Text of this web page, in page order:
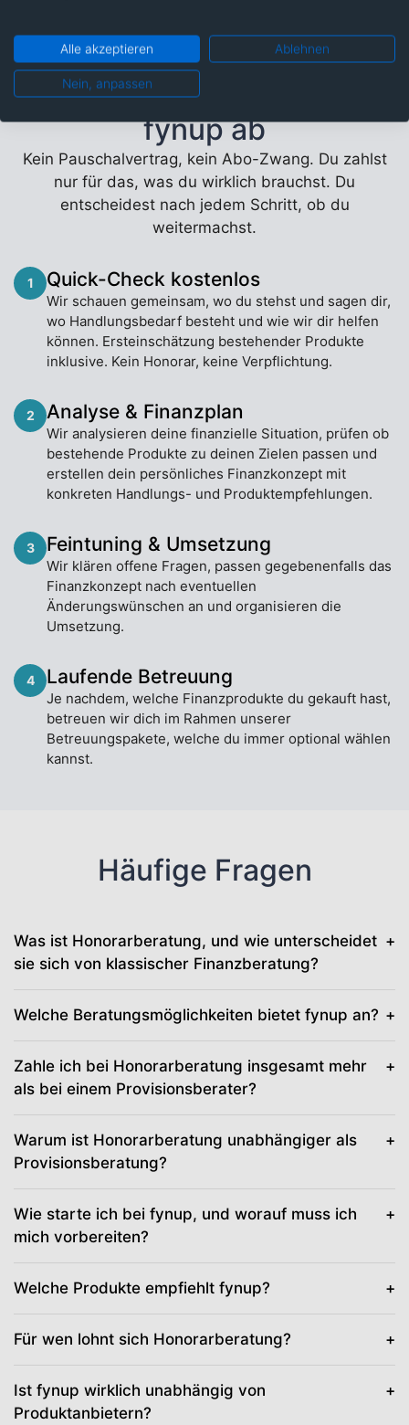
So läuft eine Beratung bei
fynup ab
Kein Pauschalvertrag, kein Abo-Zwang. Du zahlst
nur für das, was du wirklich brauchst. Du
entscheidest nach jedem Schritt, ob du
weitermachst.
1 Quick-Check kostenlos
Wir schauen gemeinsam, wo du stehst und sagen dir,
wo Handlungsbedarf besteht und wie wir dir helfen
können. Ersteinschätzung bestehender Produkte
inklusive. Kein Honorar, keine Verpflichtung.
2 Analyse & Finanzplan
Wir analysieren deine finanzielle Situation, prüfen ob
bestehende Produkte zu deinen Zielen passen und
erstellen dein persönliches Finanzkonzept mit
konkreten Handlungs- und Produktempfehlungen.
3 Feintuning & Umsetzung
Wir klären offene Fragen, passen gegebenenfalls das
Finanzkonzept nach eventuellen
Änderungswünschen an und organisieren die
Umsetzung.
4 Laufende Betreuung
Je nachdem, welche Finanzprodukte du gekauft hast,
betreuen wir dich im Rahmen unserer
Betreuungspakete, welche du immer optional wählen
kannst.
Häufige Fragen
Was ist Honorarberatung, und wie unterscheidet
sie sich von klassischer Finanzberatung?
Welche Beratungsmöglichkeiten bietet fynup an?
Zahle ich bei Honorarberatung insgesamt mehr
als bei einem Provisionsberater?
Warum ist Honorarberatung unabhängiger als
Provisionsberatung?
Wie starte ich bei fynup, und worauf muss ich
mich vorbereiten?
Welche Produkte empfiehlt fynup?
Für wen lohnt sich Honorarberatung?
Ist fynup wirklich unabhängig von
Produktanbietern?
Alle akzeptieren Ablehnen
Nein, anpassen